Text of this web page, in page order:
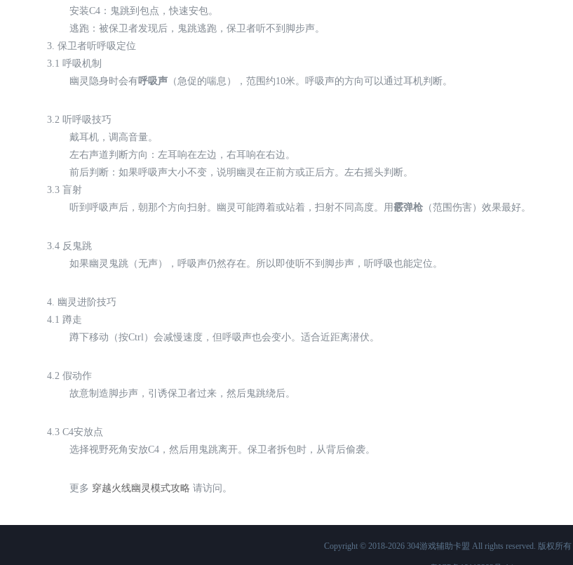
安装C4：鬼跳到包点，快速安包。
逃跑：被保卫者发现后，鬼跳逃跑，保卫者听不到脚步声。
3. 保卫者听呼吸定位
3.1 呼吸机制
幽灵隐身时会有呼吸声 （急促的喘息），范围约10米。呼吸声的方向可以通过耳机判断。
3.2 听呼吸技巧
戴耳机，调高音量。
左右声道判断方向：左耳响在左边，右耳响在右边。
前后判断：如果呼吸声大小不变，说明幽灵在正前方或正后方。左右摇头判断。
3.3 盲射
听到呼吸声后，朝那个方向扫射。幽灵可能蹲着或站着，扫射不同高度。用霰弹枪 （范围伤害）效果最好。
3.4 反鬼跳
如果幽灵鬼跳（无声），呼吸声仍然存在。所以即使听不到脚步声，听呼吸也能定位。
4. 幽灵进阶技巧
4.1 蹲走
蹲下移动（按Ctrl）会减慢速度，但呼吸声也会变小。适合近距离潜伏。
4.2 假动作
故意制造脚步声，引诱保卫者过来，然后鬼跳绕后。
4.3 C4安放点
选择视野死角安放C4，然后用鬼跳离开。保卫者拆包时，从背后偷袭。
更多 穿越火线幽灵模式攻略 请访问。
Copyright © 2018-2026 304游戏辅助卡盟 All rights reserved. 版权所有 |